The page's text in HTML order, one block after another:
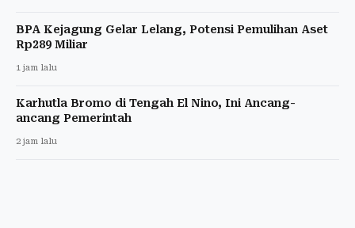
BPA Kejagung Gelar Lelang, Potensi Pemulihan Aset
Rp289 Miliar
1 jam lalu
Karhutla Bromo di Tengah El Nino, Ini Ancang-
ancang Pemerintah
2 jam lalu